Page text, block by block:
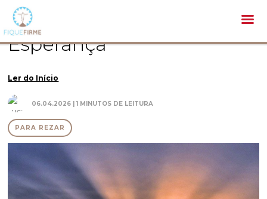
Espiritualidade /
Esperança
Ler do Início
06.04.2026 | 1 MINUTOS DE LEITURA
PARA REZAR